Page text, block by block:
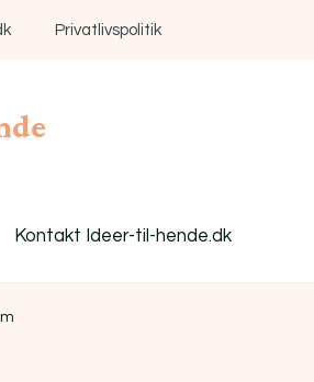
Privatlivspolitik
Kontakt Ideer-til-hende.dk